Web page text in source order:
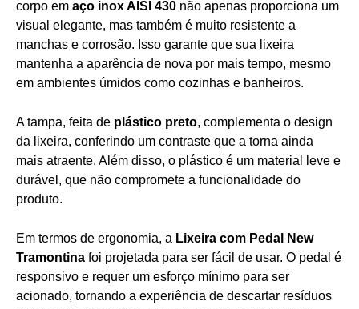
corpo em aço inox AISI 430 não apenas proporciona um
visual elegante, mas também é muito resistente a
manchas e corrosão. Isso garante que sua lixeira
mantenha a aparência de nova por mais tempo, mesmo
em ambientes úmidos como cozinhas e banheiros.
A tampa, feita de plástico preto, complementa o design
da lixeira, conferindo um contraste que a torna ainda
mais atraente. Além disso, o plástico é um material leve e
durável, que não compromete a funcionalidade do
produto.
Em termos de ergonomia, a Lixeira com Pedal New
Tramontina foi projetada para ser fácil de usar. O pedal é
responsivo e requer um esforço mínimo para ser
acionado, tornando a experiência de descartar resíduos